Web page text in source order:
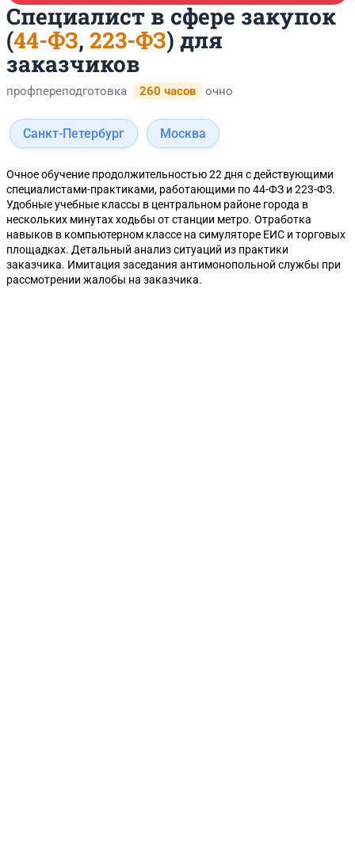
Заказать звонок
Специалист в сфере закупок
(44-ФЗ, 223-ФЗ) для
заказчиков
профпереподготовка 260 часов очно
Санкт-Петербург Москва
Очное обучение продолжительностью 22 дня с действующими
специалистами-практиками, работающими по 44-ФЗ и 223-ФЗ.
Удобные учебные классы в центральном районе города в
нескольких минутах ходьбы от станции метро. Отработка
навыков в компьютерном классе на симуляторе ЕИС и торговых
площадках. Детальный анализ ситуаций из практики
заказчика. Имитация заседания антимонопольной службы при
рассмотрении жалобы на заказчика.